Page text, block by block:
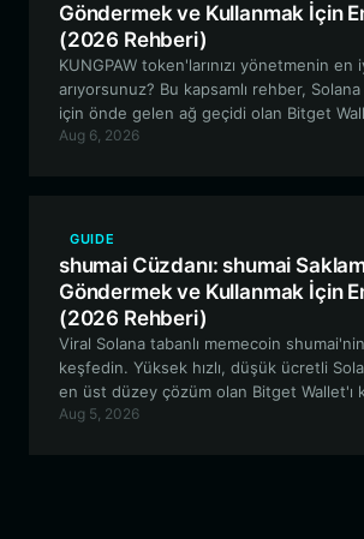
Göndermek ve Kullanmak İçin
(2026 Rehberi)
KUNGPAW token'larınızı yönetmenin en
arıyorsunuz? Bu kapsamlı rehber, Solana
için önde gelen ağ geçidi olan Bitget
KUNGPAW ekosisteminde nasıl güvenli
Aug 6, 2026
GUIDE
shumai Cüzdanı: shumai
Göndermek ve Kullanmak İçin
(2026 Rehberi)
Viral Solana tabanlı memecoin
keşfedin. Yüksek hızlı, düşük ücretli
en üst düzey çözüm olan Bitget Wallet'ı
varlıklarınızı nasıl güvenli bir şekilde
Aug 5, 2026